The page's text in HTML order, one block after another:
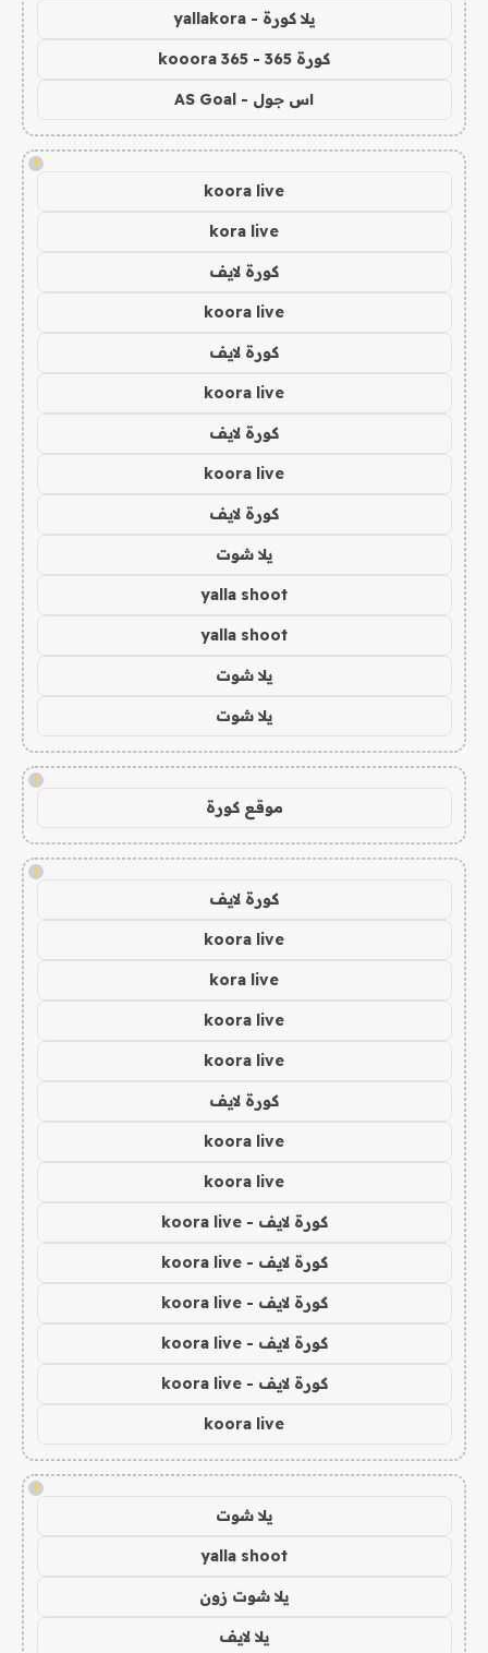
يلا كورة - yallakora
كورة 365 - kooora 365
اس جول - AS Goal
!
koora live
kora live
كورة لايف
koora live
كورة لايف
koora live
كورة لايف
koora live
كورة لايف
يلا شوت
yalla shoot
yalla shoot
يلا شوت
يلا شوت
!
موقع كورة
!
كورة لايف
koora live
kora live
koora live
koora live
كورة لايف
koora live
koora live
كورة لايف - koora live
كورة لايف - koora live
كورة لايف - koora live
كورة لايف - koora live
كورة لايف - koora live
koora live
!
يلا شوت
yalla shoot
يلا شوت زون
يلا لايف